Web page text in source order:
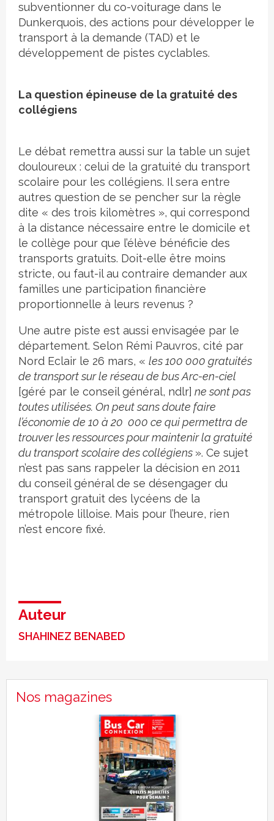
subventionner du co-voiturage dans le
Dunkerquois, des actions pour développer le
transport à la demande (TAD) et le
développement de pistes cyclables.
La question épineuse de la gratuité des
collégiens
Le débat remettra aussi sur la table un sujet
douloureux : celui de la gratuité du transport
scolaire pour les collégiens. Il sera entre
autres question de se pencher sur la règle
dite « des trois kilomètres », qui correspond
à la distance nécessaire entre le domicile et
le collège pour que l’élève bénéficie des
transports gratuits. Doit-elle être moins
stricte, ou faut-il au contraire demander aux
familles une participation financière
proportionnelle à leurs revenus ?
Une autre piste est aussi envisagée par le
département. Selon Rémi Pauvros, cité par
Nord Eclair le 26 mars, « les 100 000 gratuités
de transport sur le réseau de bus Arc-en-ciel
[géré par le conseil général, ndlr] ne sont pas
toutes utilisées. On peut sans doute faire
l’économie de 10 à 20 000 ce qui permettra de
trouver les ressources pour maintenir la gratuité
du transport scolaire des collégiens ». Ce sujet
n’est pas sans rappeler la décision en 2011
du conseil général de se désengager du
transport gratuit des lycéens de la
métropole lilloise. Mais pour l’heure, rien
n’est encore fixé.
Auteur
SHAHINEZ BENABED
Nos magazines